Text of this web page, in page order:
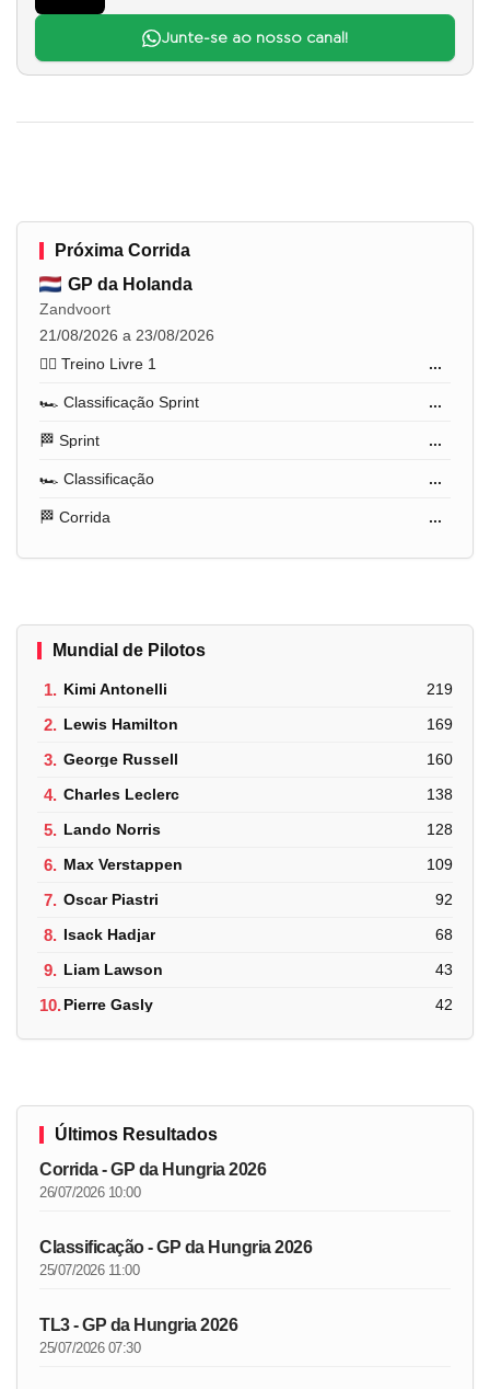
Junte-se ao nosso canal!
Próxima Corrida
GP da Holanda
Zandvoort
21/08/2026 a 23/08/2026
🏋️‍♂️ Treino Livre 1
...
🏎️ Classificação Sprint ...
🏁 Sprint ...
🏎️ Classificação ...
🏁 Corrida ...
Mundial de Pilotos
1. Kimi Antonelli 219
2. Lewis Hamilton 169
3. George Russell 160
4. Charles Leclerc 138
5. Lando Norris 128
6. Max Verstappen 109
7. Oscar Piastri 92
8. Isack Hadjar 68
9. Liam Lawson 43
10.Pierre Gasly 42
Últimos Resultados
Corrida - GP da Hungria 2026
26/07/2026 10:00
Classificação - GP da Hungria 2026
25/07/2026 11:00
TL3 - GP da Hungria 2026
25/07/2026 07:30